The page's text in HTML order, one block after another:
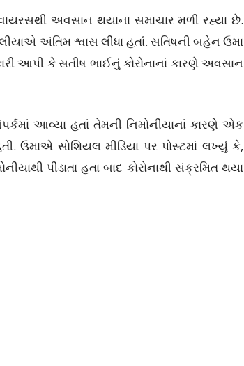
વાયરસથી અવસાન થયાના સમાચાર મળી રહ્યા છે.
અંતિમ શ્વાસ લીધા હતાં. સતિષની બહેન ઉમા
આપી કે સતીષ ભાઈનું કોરોનાનાં કારણે અવસાન
આવ્યા હતાં તેમની નિમોનીયાનાં કારણે એક
ઉમાએ સોશિયલ મીડિયા પર પોસ્ટમાં લખ્યું કે,
પીડાતા હતા બાદ કોરોનાથી સંક્રમિત થયા